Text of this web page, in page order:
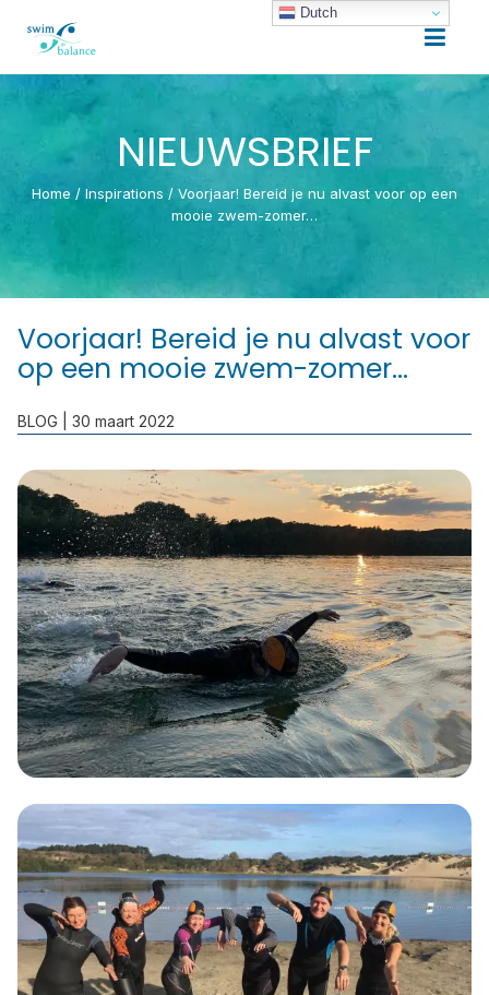
NIEUWSBRIEF
Home / Inspirations / Voorjaar! Bereid je nu alvast voor op een
mooie zwem-zomer…
Voorjaar! Bereid je nu alvast voor
op een mooie zwem-zomer…
BLOG | 30 maart 2022
Dutch